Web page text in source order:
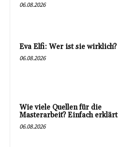
06.08.2026
Eva Elfi: Wer ist sie wirklich?
06.08.2026
Wie viele Quellen für die
Masterarbeit? Einfach erklärt
06.08.2026